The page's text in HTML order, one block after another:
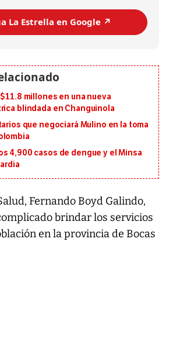
La Estrella en Google ↗️
millones en una nueva
blindada en Changuinola
que negociará Mulino en la toma
4,900 casos de dengue y el Minsa
Fernando Boyd Galindo,
brindar los servicios
en la provincia de Bocas